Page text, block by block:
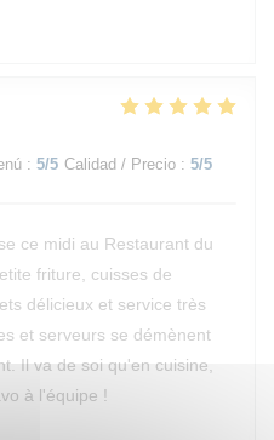
: 5/5 Calidad / Precio : 5/5
ce midi au Restaurant du
friture, cuisses de
délicieux et service très
et serveurs se démènent
Il va de soi qu'en cuisine,
à l'équipe !